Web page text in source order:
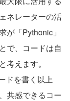
ネレーターの活
が「Pythonic」
で、コードは自
えます。
ドを書く以上
共感できるコー